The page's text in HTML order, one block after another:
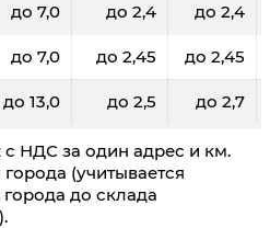
до 7,0 до 2,4 до 2,4
до 7,0 до 2,45 до 2,45
до 13,0 до 2,5 до 2,7
НДС за один адрес и км.
(учитывается
до склада